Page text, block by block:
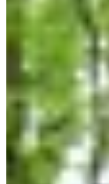
Guardar
Compartir
Compartir
Ver todas las fotos
Ver todas las fotos